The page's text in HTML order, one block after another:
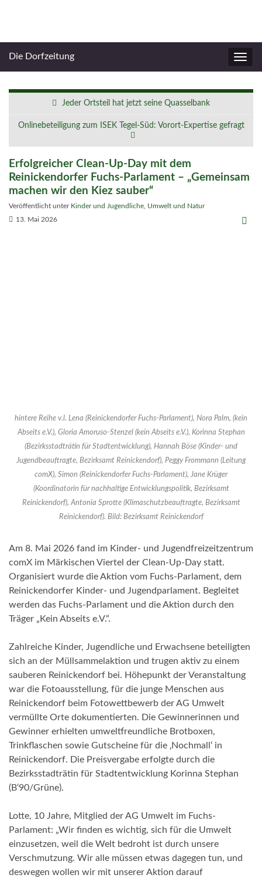
Die Dorfzeitung
Jeder Ortsteil hat jetzt seine Quasselbank
Onlinebeteiligung zum ISEK Tegel-Süd: Vorort-Expertise gefragt
Erfolgreicher Clean-Up-Day mit dem
Reinickendorfer Fuchs-Parlament – „Gemeinsam
machen wir den Kiez sauber“
Veröffentlicht unter Kinder und Jugendliche Umwelt und Natur
13. Mai 2026
hintere Reihe v.l. Lena (Reinickendorfer Fuchs-Parlament), Nora Palm, (kein
Abseits e.V.), Gloria Amoruso-Stenzel (kein Abseits e.V.), Korinna Stephan
(Bezirksstadträtin für Stadtentwicklung), Hannah Böse (Kinder- und
Jugendbeauftragte, Bezirksamt Reinickendorf), Peggy Frommann (Leitung
comX), Simon (Reinickendorfer Fuchs-Parlament), Jane Krüger
(Koordinatorin für nachhaltige Entwicklungspolitik, Bezirksamt
Reinickendorf), Antonia Sprotte (Klimaschutzbeauftragte, Bezirksamt
Reinickendorf). Bild: Bezirksamt Reinickendorf
Am 8. Mai 2026 fand im Kinder- und Jugendfreizeitzentrum
comX im Märkischen Viertel der Clean-Up-Day statt.
Organisiert wurde die Aktion vom Fuchs-Parlament, dem
Reinickendorfer Kinder- und Jugendparlament. Begleitet
werden das Fuchs-Parlament und die Aktion durch den
Träger „Kein Abseits e.V.“.
Zahlreiche Kinder, Jugendliche und Erwachsene beteiligten
sich an der Müllsammelaktion und trugen aktiv zu einem
sauberen Reinickendorf bei. Höhepunkt der Veranstaltung
war die Fotoausstellung, für die junge Menschen aus
Reinickendorf beim Fotowettbewerb der AG Umwelt
vermüllte Orte dokumentierten. Die Gewinnerinnen und
Gewinner erhielten umweltfreundliche Brotboxen,
Trinkflaschen sowie Gutscheine für die ‚Nochmall‘ in
Reinickendorf. Die Preisvergabe erfolgte durch die
Bezirksstadträtin für Stadtentwicklung Korinna Stephan
(B‘90/Grüne).
Lotte, 10 Jahre, Mitglied der AG Umwelt im Fuchs-
Parlament: „Wir finden es wichtig, sich für die Umwelt
einzusetzen, weil die Welt bedroht ist durch unsere
Verschmutzung. Wir alle müssen etwas dagegen tun, und
deswegen wollen wir mit unserer Aktion darauf